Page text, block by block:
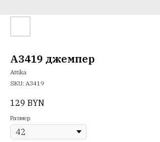
A3419 джемпер
Attika
SKU: А3419
129 BYN
Размер